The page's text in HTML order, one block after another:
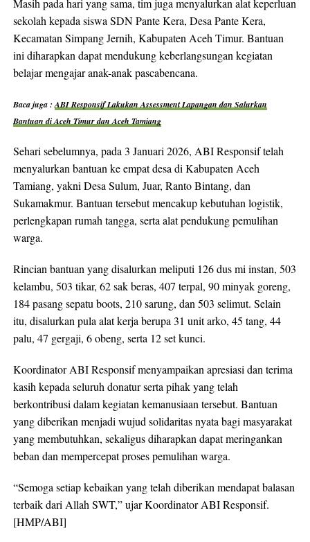
Masih pada hari yang sama, tim juga menyalurkan alat keperluan
sekolah kepada siswa SDN Pante Kera, Desa Pante Kera,
Kecamatan Simpang Jernih, Kabupaten Aceh Timur. Bantuan
ini diharapkan dapat mendukung keberlangsungan kegiatan
belajar mengajar anak-anak pascabencana.
Baca juga :ABI Responsif Lakukan Assessment Lapangan dan Salurkan
Bantuan di Aceh Timur dan Aceh Tamiang
Sehari sebelumnya, pada 3 Januari 2026, ABI Responsif telah
menyalurkan bantuan ke empat desa di Kabupaten Aceh
Tamiang, yakni Desa Sulum, Juar, Ranto Bintang, dan
Sukamakmur. Bantuan tersebut mencakup kebutuhan logistik,
perlengkapan rumah tangga, serta alat pendukung pemulihan
warga.
Rincian bantuan yang disalurkan meliputi 126 dus mi instan, 503
kelambu, 503 tikar, 62 sak beras, 407 terpal, 90 minyak goreng,
184 pasang sepatu boots, 210 sarung, dan 503 selimut. Selain
itu, disalurkan pula alat kerja berupa 31 unit arko, 45 tang, 44
palu, 47 gergaji, 6 obeng, serta 12 set kunci.
Koordinator ABI Responsif menyampaikan apresiasi dan terima
kasih kepada seluruh donatur serta pihak yang telah
berkontribusi dalam kegiatan kemanusiaan tersebut. Bantuan
yang diberikan menjadi wujud solidaritas nyata bagi masyarakat
yang membutuhkan, sekaligus diharapkan dapat meringankan
beban dan mempercepat proses pemulihan warga.
“Semoga setiap kebaikan yang telah diberikan mendapat balasan
terbaik dari Allah SWT,” ujar Koordinator ABI Responsif.
[HMP/ABI]